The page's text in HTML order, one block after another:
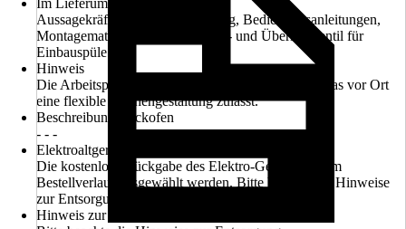
Im Lieferumfang enthalten
Aussagekräftige Montageanleitung, Bedienungsanleitungen,
Montagematerial je nach Typ, Ab- und Überlaufventil für
Einbauspüle
Hinweis
Die Arbeitsplatte wird ohne Ausschnitte geliefert, was vor Ort
eine flexible Küchengestaltung zulässt.
Beschreibung Backofen
- - -
Elektroaltgerät-Rücknahme
Die kostenlose Rückgabe des Elektro-Geräts kann im
Bestellverlauf ausgewählt werden. Bitte beachte die Hinweise
zur Entsorgung.
Hinweis zur Entsorgung